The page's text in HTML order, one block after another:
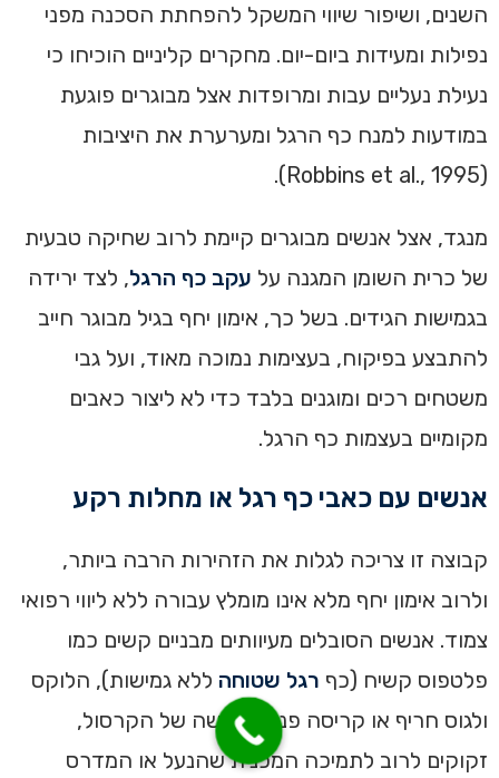
השנים, ושיפור שיווי המשקל להפחתת הסכנה מפני
נפילות ומעידות ביום-יום. מחקרים קליניים הוכיחו כי
נעילת נעליים עבות ומרופדות אצל מבוגרים פוגעת
במודעות למנח כף הרגל ומערערת את היציבות
(Robbins et al., 1995).
מנגד, אצל אנשים מבוגרים קיימת לרוב שחיקה טבעית
של כרית השומן המגנה על עקב כף הרגל, לצד ירידה
בגמישות הגידים. בשל כך, אימון יחף בגיל מבוגר חייב
להתבצע בפיקוח, בעצימות נמוכה מאוד, ועל גבי
משטחים רכים ומוגנים בלבד כדי לא ליצור כאבים
מקומיים בעצמות כף הרגל.
אנשים עם כאבי כף רגל או מחלות רקע
קבוצה זו צריכה לגלות את הזהירות הרבה ביותר,
ולרוב אימון יחף מלא אינו מומלץ עבורה ללא ליווי רפואי
צמוד. אנשים הסובלים מעיוותים מבניים קשים כמו
פלטפוס קשיח (כף רגל שטוחה ללא גמישות), הלוקס
ולגוס חריף או קריסה פנימית קשה של הקרסול,
זקוקים לרוב לתמיכה המכנית שהנעל או המדרס